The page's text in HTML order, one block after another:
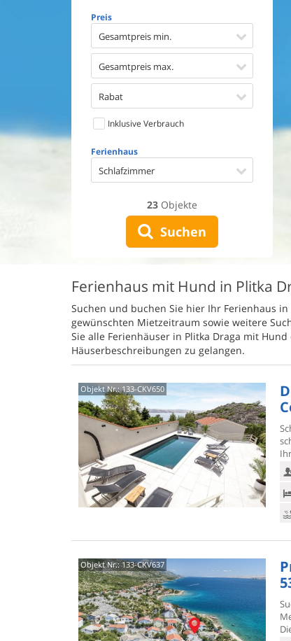
Preis
Gesamtpreis min.
Gesamtpreis max.
Rabat
Inklusive Verbrauch
Ferienhaus
Schlafzimmer
23 Objekte
Suchen
Ferienhaus mit Hund in Plitka
Suchen und buchen Sie hier Ihr Ferienhaus
gewünschten Mietzeitraum sowie weitere
Sie alle Ferienhäuser in Plitka Draga mit
Häuserbeschreibungen zu gelangen.
Objekt Nr.:133-CKV650
Objekt Nr.:133-CKV637